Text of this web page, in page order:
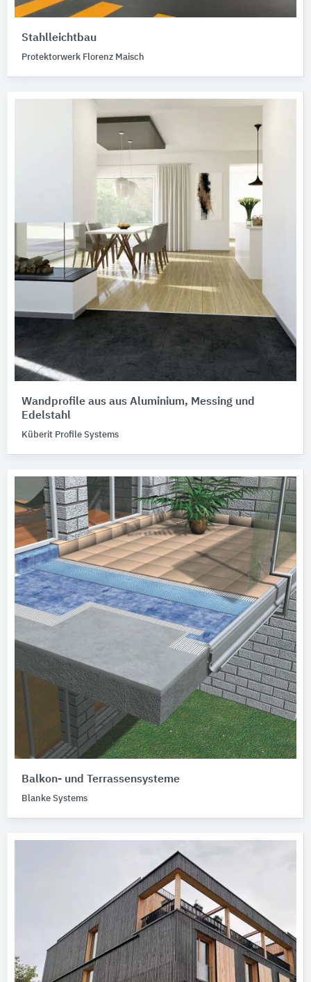
Stahlleichtbau
Protektorwerk Florenz Maisch
Wandprofile aus aus Aluminium, Messing und
Edelstahl
Küberit Profile Systems
Balkon- und Terrassensysteme
Blanke Systems